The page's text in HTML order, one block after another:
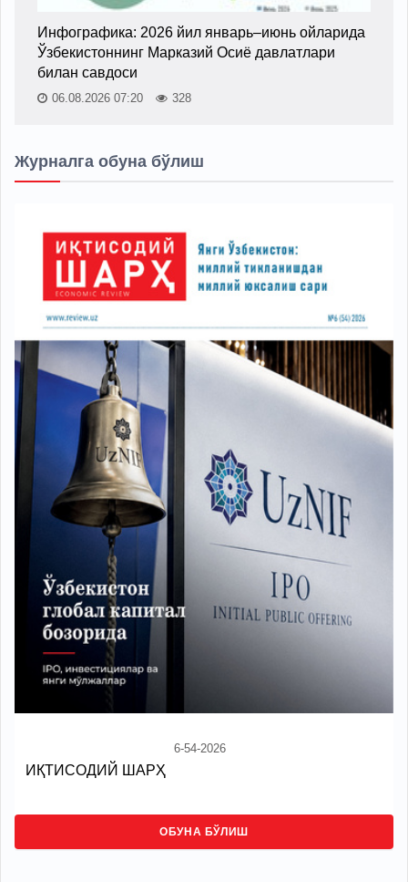
Инфографика: 2026 йил январь–июнь ойларида
Ўзбекистоннинг Марказий Осиё давлатлари
билан савдоси
06.08.2026 07:20 328
Журналга обуна бўлиш
6-54-2026
ИҚТИСОДИЙ ШАРҲ
ОБУНА БЎЛИШ